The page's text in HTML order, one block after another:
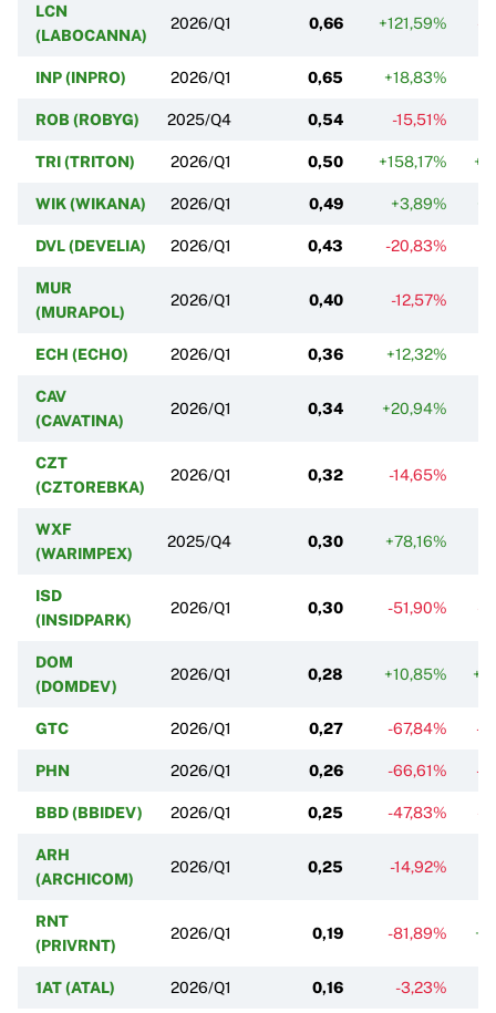
LCN
(LABOCANNA)
2026/Q1 0,66 +121,59% -
INP (INPRO) 2026/Q1 0,65 +18,83%
ROB (ROBYG) 2025/Q4 0,54 -15,51%
TRI (TRITON) 2026/Q1 0,50 +158,17%
WIK (WIKANA) 2026/Q1 0,49 +3,89%
DVL (DEVELIA) 2026/Q1 0,43 -20,83%
MUR
(MURAPOL)
2026/Q1 0,40 -12,57%
ECH (ECHO) 2026/Q1 0,36 +12,32%
CAV
(CAVATINA)
2026/Q1 0,34 +20,94%
CZT
(CZTOREBKA)
2026/Q1 0,32 -14,65%
WXF
(WARIMPEX)
2025/Q4 0,30 +78,16%
ISD
(INSIDPARK)
2026/Q1 0,30 -51,90% -
DOM
(DOMDEV)
2026/Q1 0,28 +10,85%
GTC 2026/Q1 0,27 -67,84% -
PHN 2026/Q1 0,26 -66,61% -
BBD (BBIDEV) 2026/Q1 0,25 -47,83% -
ARH
(ARCHICOM)
2026/Q1 0,25 -14,92%
RNT
(PRIVRNT)
2026/Q1 0,19 -81,89%
1AT (ATAL) 2026/Q1 0,16 -3,23%